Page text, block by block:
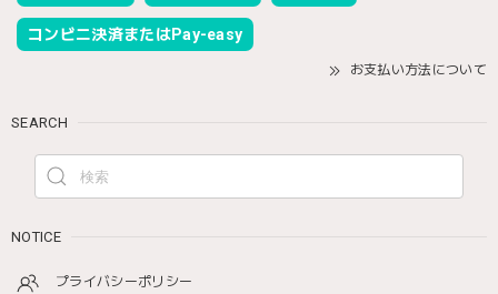
コンビニ決済またはPay-easy
お支払い方法について
SEARCH
NOTICE
プライバシーポリシー